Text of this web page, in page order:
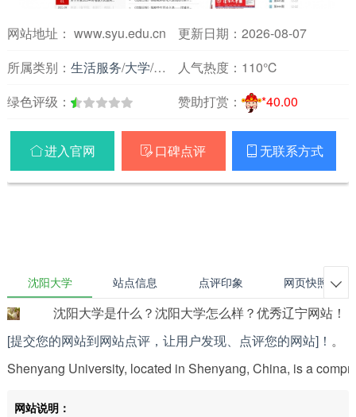
网站地址： www.syu.edu.cn
更新日期：2026-08-07
所属类别： 生活服务/大学/辽宁 人气热度： 110℃
绿色评级：
赞助打赏： *40.00
进入官网  口碑点评  无联系方式
沈阳大学 站点信息 点评印象 网页快照 
沈阳大学是什么？沈阳大学怎么样？优秀辽宁网站！
[提交您的网站到网站点评，让用户发现、点评您的网站]！ 。
Shenyang University, located in Shenyang, China, is a
网站说明：